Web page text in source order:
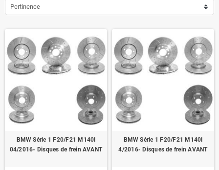
Dimensions d'origine respectées
Installation en lieu et place.
Homologué pour le contrôle technique
Pertinence
BMW Série 1 F20/F21 M140i
04/2016- Disques de frein AVANT
BMW Série 1 F20/F21 M140i
4/2016- Disques de frein AVANT